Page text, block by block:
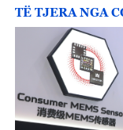
TË TJERA NGA